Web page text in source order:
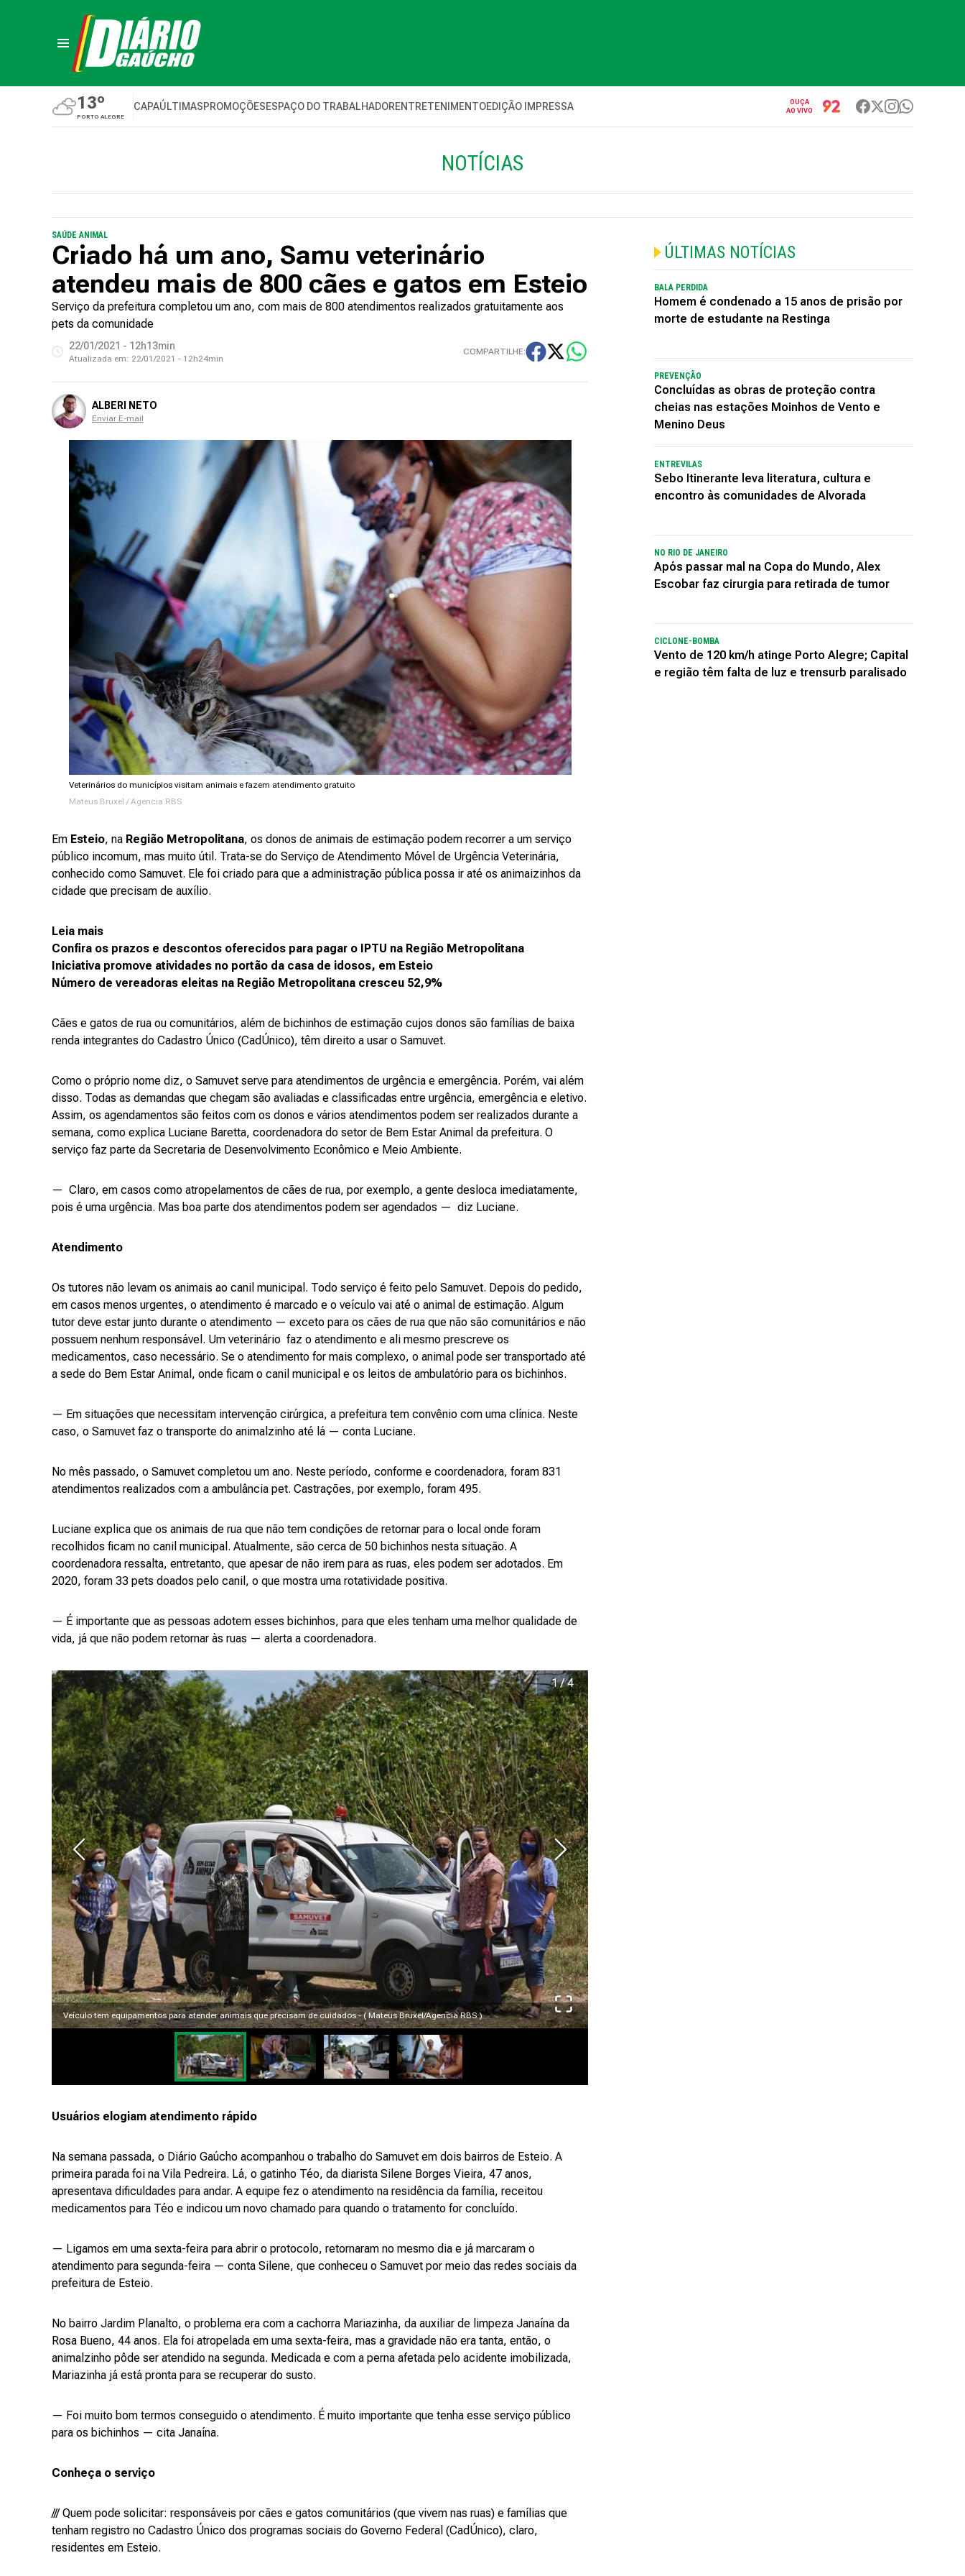
13º
PORTO ALEGRE
CAPAÚLTIMASPROMOÇÕESESPAÇO DO TRABALHADORENTRETENIMENTOEDIÇÃO IMPRESSA
OUÇA
AO VIVO
NOTÍCIAS
SAÚDE ANIMAL
Criado há um ano, Samu veterinário
atendeu mais de 800 cães e gatos em Esteio
Serviço da prefeitura completou um ano, com mais de 800 atendimentos realizados gratuitamente aos
pets da comunidade
22/01/2021 - 12h13min
Atualizada em: 22/01/2021 - 12h24min
COMPARTILHE:
ALBERI NETO
Enviar E-mail
Veterinários do municípios visitam animais e fazem atendimento gratuito
Mateus Bruxel / Agencia RBS
Em Esteio, na Região Metropolitana, os donos de animais de estimação podem recorrer a um serviço
público incomum, mas muito útil. Trata-se do Serviço de Atendimento Móvel de Urgência Veterinária,
conhecido como Samuvet. Ele foi criado para que a administração pública possa ir até os animaizinhos da
cidade que precisam de auxílio.
Leia mais
Confira os prazos e descontos oferecidos para pagar o IPTU na Região Metropolitana
Iniciativa promove atividades no portão da casa de idosos, em Esteio
Número de vereadoras eleitas na Região Metropolitana cresceu 52,9%
Cães e gatos de rua ou comunitários, além de bichinhos de estimação cujos donos são famílias de baixa
renda integrantes do Cadastro Único (CadÚnico), têm direito a usar o Samuvet.
Como o próprio nome diz, o Samuvet serve para atendimentos de urgência e emergência. Porém, vai além
disso. Todas as demandas que chegam são avaliadas e classificadas entre urgência, emergência e eletivo.
Assim, os agendamentos são feitos com os donos e vários atendimentos podem ser realizados durante a
semana, como explica Luciane Baretta, coordenadora do setor de Bem Estar Animal da prefeitura. O
serviço faz parte da Secretaria de Desenvolvimento Econômico e Meio Ambiente.
— Claro, em casos como atropelamentos de cães de rua, por exemplo, a gente desloca imediatamente,
pois é uma urgência. Mas boa parte dos atendimentos podem ser agendados — diz Luciane.
Atendimento
Os tutores não levam os animais ao canil municipal. Todo serviço é feito pelo Samuvet. Depois do pedido,
em casos menos urgentes, o atendimento é marcado e o veículo vai até o animal de estimação. Algum
tutor deve estar junto durante o atendimento — exceto para os cães de rua que não são comunitários e não
possuem nenhum responsável. Um veterinário faz o atendimento e ali mesmo prescreve os
medicamentos, caso necessário. Se o atendimento for mais complexo, o animal pode ser transportado até
a sede do Bem Estar Animal, onde ficam o canil municipal e os leitos de ambulatório para os bichinhos.
— Em situações que necessitam intervenção cirúrgica, a prefeitura tem convênio com uma clínica. Neste
caso, o Samuvet faz o transporte do animalzinho até lá — conta Luciane.
No mês passado, o Samuvet completou um ano. Neste período, conforme e coordenadora, foram 831
atendimentos realizados com a ambulância pet. Castrações, por exemplo, foram 495.
Luciane explica que os animais de rua que não tem condições de retornar para o local onde foram
recolhidos ficam no canil municipal. Atualmente, são cerca de 50 bichinhos nesta situação. A
coordenadora ressalta, entretanto, que apesar de não irem para as ruas, eles podem ser adotados. Em
2020, foram 33 pets doados pelo canil, o que mostra uma rotatividade positiva.
— É importante que as pessoas adotem esses bichinhos, para que eles tenham uma melhor qualidade de
vida, já que não podem retornar às ruas — alerta a coordenadora.
Veículo tem equipamentos para atender animais que precisam de cuidados - ( Mateus Bruxel/Agencia RBS )
1/4
Usuários elogiam atendimento rápido
Na semana passada, o Diário Gaúcho acompanhou o trabalho do Samuvet em dois bairros de Esteio. A
primeira parada foi na Vila Pedreira. Lá, o gatinho Téo, da diarista Silene Borges Vieira, 47 anos,
apresentava dificuldades para andar. A equipe fez o atendimento na residência da família, receitou
medicamentos para Téo e indicou um novo chamado para quando o tratamento for concluído.
— Ligamos em uma sexta-feira para abrir o protocolo, retornaram no mesmo dia e já marcaram o
atendimento para segunda-feira — conta Silene, que conheceu o Samuvet por meio das redes sociais da
prefeitura de Esteio.
No bairro Jardim Planalto, o problema era com a cachorra Mariazinha, da auxiliar de limpeza Janaína da
Rosa Bueno, 44 anos. Ela foi atropelada em uma sexta-feira, mas a gravidade não era tanta, então, o
animalzinho pôde ser atendido na segunda. Medicada e com a perna afetada pelo acidente imobilizada,
Mariazinha já está pronta para se recuperar do susto.
— Foi muito bom termos conseguido o atendimento. É muito importante que tenha esse serviço público
para os bichinhos — cita Janaína.
Conheça o serviço
/// Quem pode solicitar: responsáveis por cães e gatos comunitários (que vivem nas ruas) e famílias que
tenham registro no Cadastro Único dos programas sociais do Governo Federal (CadÚnico), claro,
residentes em Esteio.
ÚLTIMAS NOTÍCIAS
BALA PERDIDA
Homem é condenado a 15 anos de prisão por
morte de estudante na Restinga
PREVENÇÃO
Concluídas as obras de proteção contra
cheias nas estações Moinhos de Vento e
Menino Deus
ENTREVILAS
Sebo Itinerante leva literatura, cultura e
encontro às comunidades de Alvorada
NO RIO DE JANEIRO
Após passar mal na Copa do Mundo, Alex
Escobar faz cirurgia para retirada de tumor
CICLONE-BOMBA
Vento de 120 km/h atinge Porto Alegre; Capital
e região têm falta de luz e trensurb paralisado